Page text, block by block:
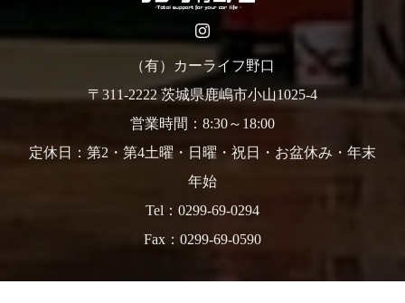
（有）カーライフ野口
〒311-2222 茨城県鹿嶋市小山1025-4
営業時間：8:30～18:00
定休日：第2・第4土曜・日曜・祝日・お盆休み・年末
年始
Tel：0299-69-0294
Fax：0299-69-0590